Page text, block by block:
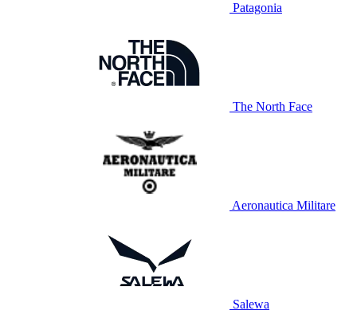
Patagonia
The North Face
Aeronautica Militare
Salewa